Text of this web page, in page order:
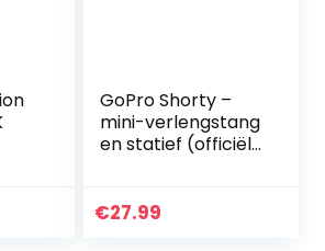
GoPro Shorty –
mini-verlengstang
en statief (officiële
zwart
€27.99